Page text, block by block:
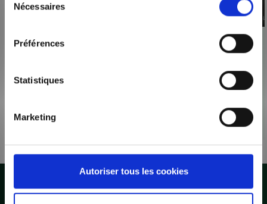
Nécessaires
Préférences
Statistiques
Marketing
Autoriser tous les cookies
LES ACTUALITÉS
Carole et Guillaume
ont fait construire